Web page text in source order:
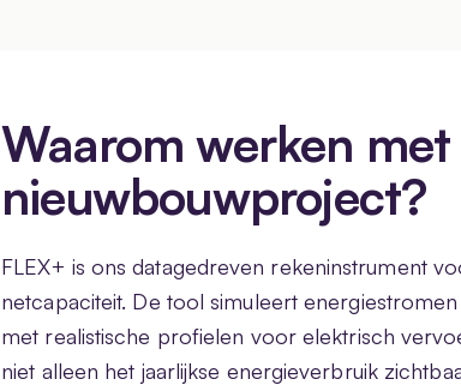
Waarom werken
nieuwbouwproject?
FLEX+ is ons datagedreven rekeninstrument
netcapaciteit. De tool simuleert
met realistische profielen voor elektrisch
niet alleen het jaarlijkse energieverbruik